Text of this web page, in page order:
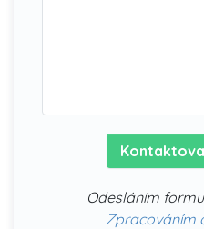
Odesláním
Zpracováním